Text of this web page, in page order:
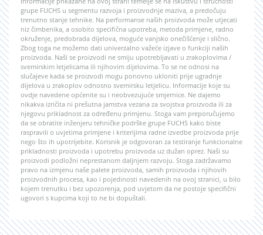
grupe FUCHS u segmentu razvoja i proizvodnje maziva, a predočuju
trenutno stanje tehnike. Na performanse naših proizvoda može utjecati
niz čimbenika, a osobito specifična upotreba, metoda primjene, radno
okruženje, predobrada dijelova, moguće vanjsko onečišćenje i slično.
Zbog toga ne možemo dati univerzalno važeće izjave o funkciji naših
proizvoda. Naši se proizvodi ne smiju upotrebljavati u zrakoplovima /
svemirskim letjelicama ili njihovim dijelovima. To se ne odnosi na
slučajeve kada se proizvodi mogu ponovno ukloniti prije ugradnje
dijelova u zrakoplov odnosno svemirsku letjelicu. Informacije koje su
ovdje navedene općenite su i neobvezujuće smjernice. Ne dajemo
nikakva izričita ni prešutna jamstva vezana za svojstva proizvoda ili za
njegovu prikladnost za određenu primjenu. Stoga vam preporučujemo
da se obratite inženjeru tehničke podrške grupe FUCHS kako biste
raspravili o uvjetima primjene i kriterijima radne izvedbe proizvoda prije
nego što ih upotrijebite. Korisnik je odgovoran za testiranje funkcionalne
prikladnosti proizvoda i upotrebu proizvoda uz dužan oprez. Naši su
proizvodi podložni neprestanom daljnjem razvoju. Stoga zadržavamo
pravo na izmjenu naše palete proizvoda, samih proizvoda i njihovih
proizvodnih procesa, kao i pojedinosti navedenih na ovoj stranici, u bilo
kojem trenutku i bez upozorenja, pod uvjetom da ne postoje specifični
ugovori s kupcima koji to ne bi dopuštali.